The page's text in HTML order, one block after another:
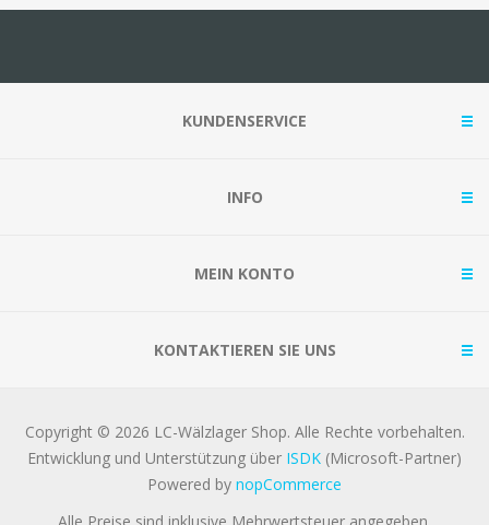
KUNDENSERVICE
INFO
MEIN KONTO
KONTAKTIEREN SIE UNS
Copyright © 2026 LC-Wälzlager Shop. Alle Rechte vorbehalten.
Entwicklung und Unterstützung über ISDK (Microsoft-Partner)
Powered by nopCommerce